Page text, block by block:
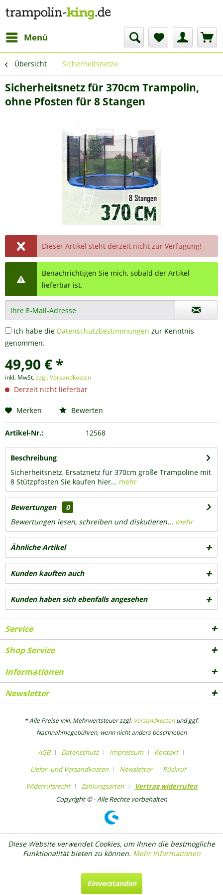
Menü
Übersicht Sicherheitsnetze
Sicherheitsnetz für 370cm Trampolin,
ohne Pfosten für 8 Stangen
Dieser Artikel steht derzeit nicht zur Verfügung!
Benachrichtigen Sie mich, sobald der Artikel
lieferbar ist.
Ich habe die Datenschutzbestimmungen zur Kenntnis
genommen.
49,90 € *
inkl. MwSt.zzgl. Versandkosten
Derzeit nicht lieferbar
Merken Bewerten
Artikel-Nr.: 12568
Beschreibung
Sicherheitsnetz, Ersatznetz für 370cm große Trampoline mit
8 Stützpfosten Sie kaufen hier... mehr
Bewertungen
0
Bewertungen lesen, schreiben und diskutieren... mehr
Ähnliche Artikel
Kunden kauften auch
Kunden haben sich ebenfalls angesehen
Service
Shop Service
Informationen
Newsletter
* Alle Preise inkl. Mehrwertsteuer zzgl. Versandkostenund ggf.
Nachnahmegebühren, wenn nicht anders beschrieben
AGB Datenschutz Impressum
Kontakt
Liefer- und Versandkosten
Newsletter
Rückruf
Widerrufsrecht
Zahlungsarten
Vertrag widerrufen
Copyright © - Alle Rechte vorbehalten
Diese Website verwendet Cookies, um Ihnen die bestmögliche
Funktionalität bieten zu können. Mehr Informationen
Einverstanden